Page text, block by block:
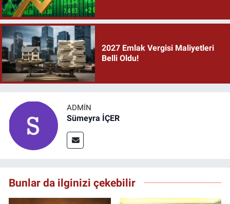
2027 Emlak Vergisi Maliyetleri
Belli Oldu!
ADMIN
Sümeyra İÇER
Bunlar da ilginizi çekebilir